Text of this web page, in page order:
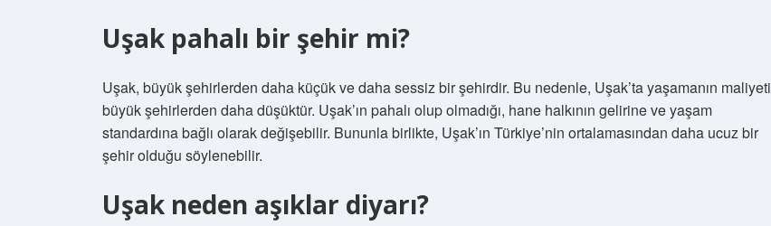
Uşak pahalı bir şehir mi?
Uşak, büyük şehirlerden daha küçük ve daha sessiz bir şehirdir. Bu nedenle, Uşak’ta yaşamanın maliyeti
büyük şehirlerden daha düşüktür. Uşak’ın pahalı olup olmadığı, hane halkının gelirine ve yaşam
standardına bağlı olarak değişebilir. Bununla birlikte, Uşak’ın Türkiye’nin ortalamasından daha ucuz bir
şehir olduğu söylenebilir.
Uşak neden aşıklar diyarı?